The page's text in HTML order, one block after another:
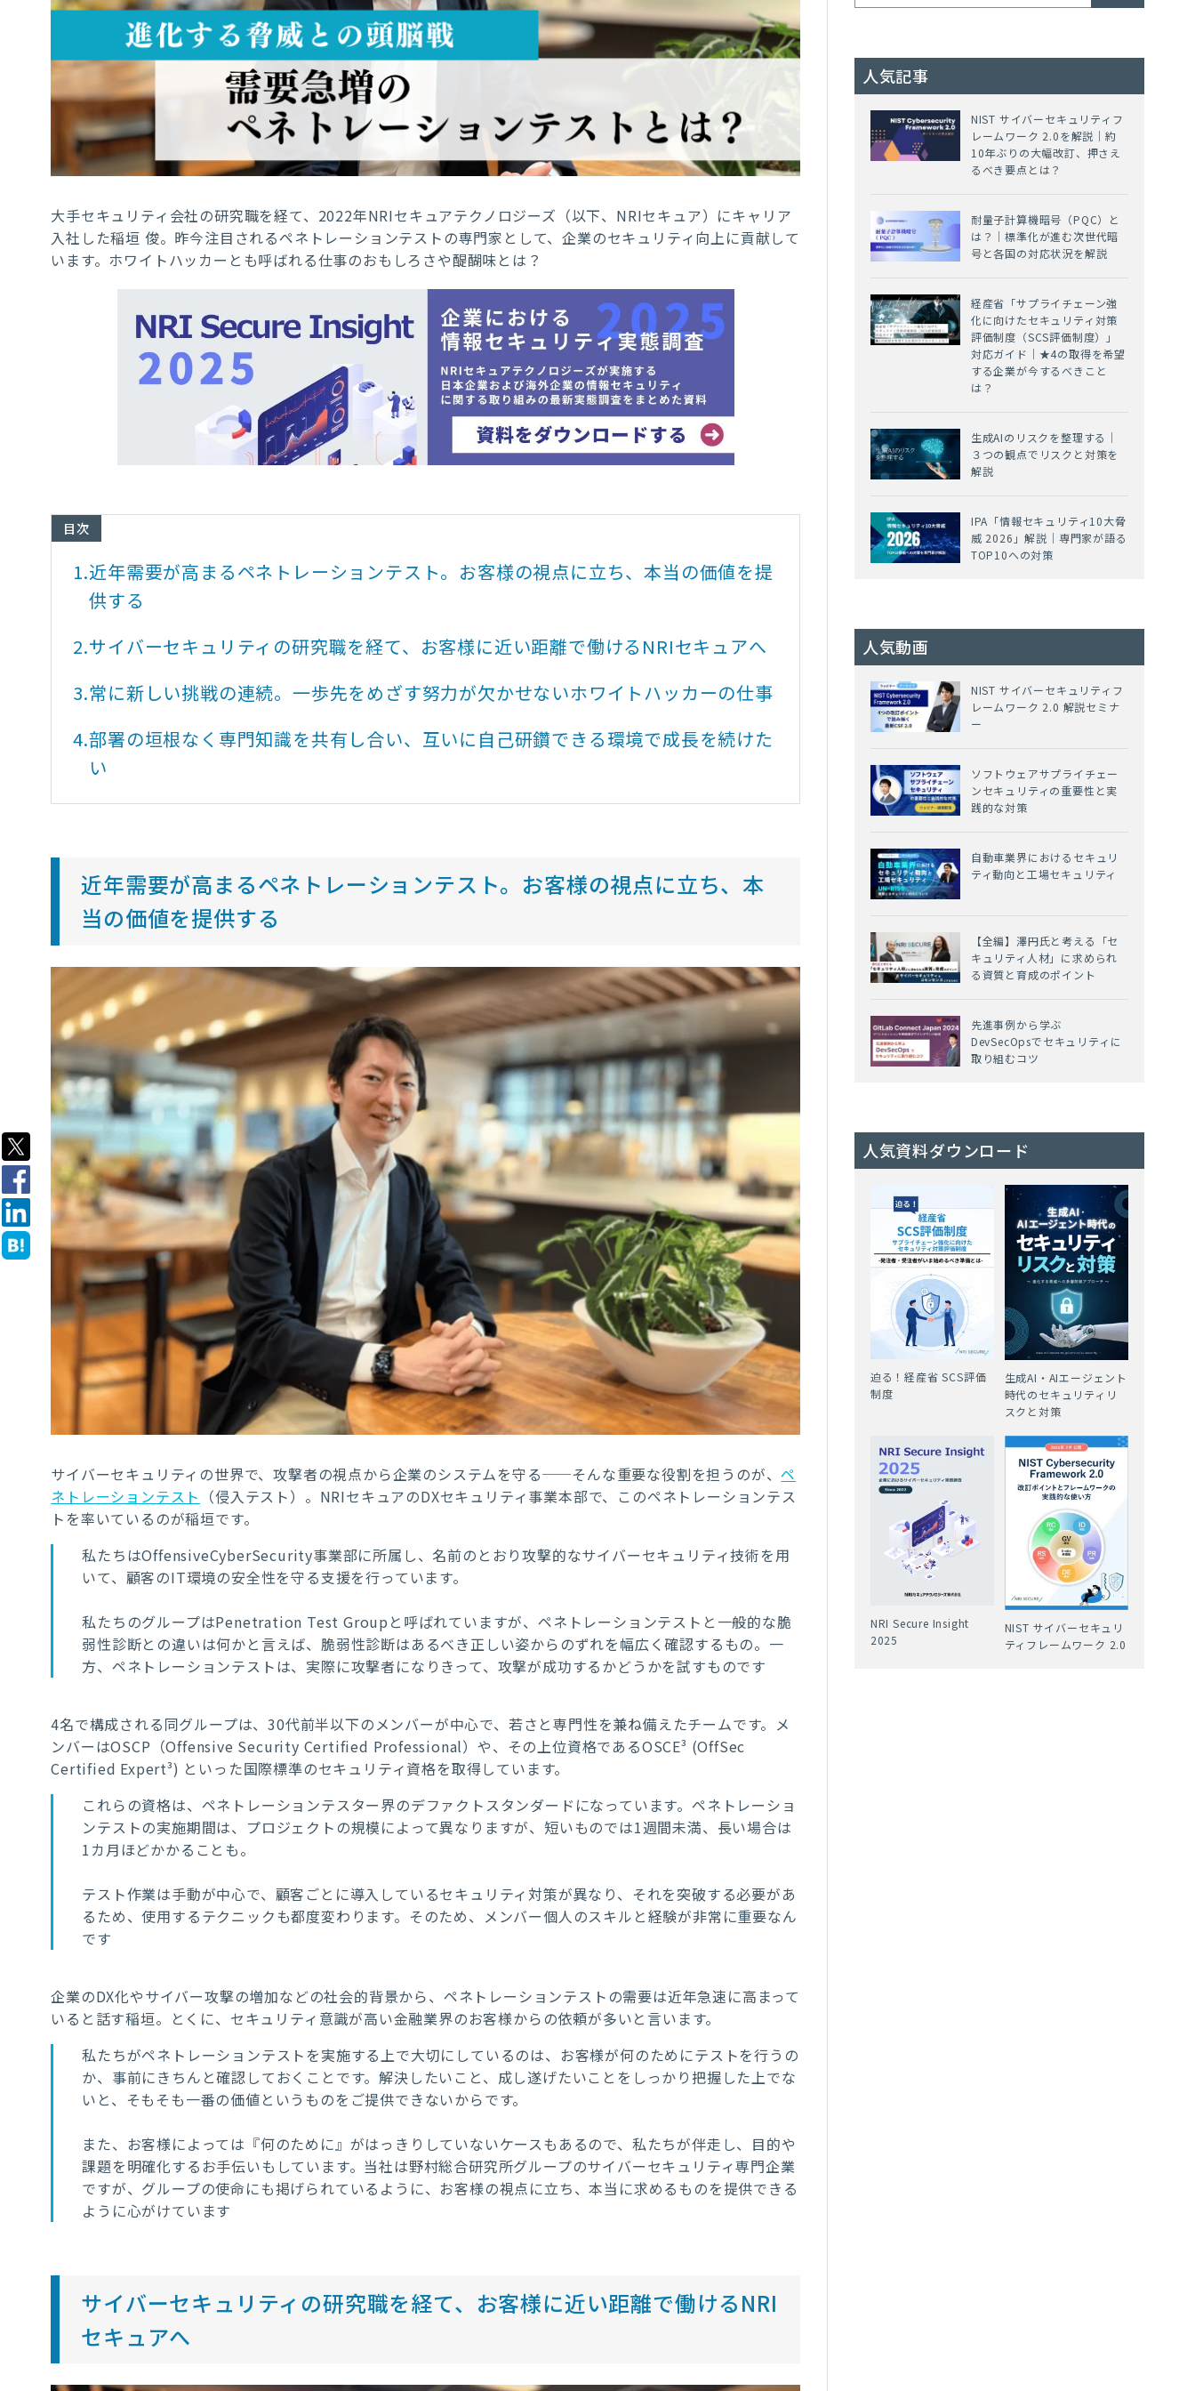
大手セキュリティ会社の研究職を経て、2022年NRIセキュアテクノロジーズ（以下、NRIセキュア）にキャリア
入社した稲垣 俊。昨今注目されるペネトレーションテストの専門家として、企業のセキュリティ向上に貢献して
います。ホワイトハッカーとも呼ばれる仕事のおもしろさや醍醐味とは？
目次
1.近年需要が高まるペネトレーションテスト。お客様の視点に立ち、本当の価値を提
供する
2.サイバーセキュリティの研究職を経て、お客様に近い距離で働けるNRIセキュアへ
3.常に新しい挑戦の連続。一歩先をめざす努力が欠かせないホワイトハッカーの仕事
4.部署の垣根なく専門知識を共有し合い、互いに自己研鑽できる環境で成長を続けた
い
近年需要が高まるペネトレーションテスト。お客様の視点に立ち、本
当の価値を提供する
サイバーセキュリティの世界で、攻撃者の視点から企業のシステムを守る──そんな重要な役割を担うのが、ペ
ネトレーションテスト （侵入テスト）。NRIセキュアのDXセキュリティ事業本部で、このペネトレーションテス
トを率いているのが稲垣です。
私たちはOffensiveCyberSecurity事業部に所属し、名前のとおり攻撃的なサイバーセキュリティ技術を用
いて、顧客のIT環境の安全性を守る支援を行っています。
私たちのグループはPenetration Test Groupと呼ばれていますが、ペネトレーションテストと一般的な脆
弱性診断との違いは何かと言えば、脆弱性診断はあるべき正しい姿からのずれを幅広く確認するもの。一
方、ペネトレーションテストは、実際に攻撃者になりきって、攻撃が成功するかどうかを試すものです
4名で構成される同グループは、30代前半以下のメンバーが中心で、若さと専門性を兼ね備えたチームです。メ
ンバーはOSCP（Offensive Security Certified Professional）や、その上位資格であるOSCE³ (OffSec
Certified Expert³) といった国際標準のセキュリティ資格を取得しています。
これらの資格は、ペネトレーションテスター界のデファクトスタンダードになっています。ペネトレーショ
ンテストの実施期間は、プロジェクトの規模によって異なりますが、短いものでは1週間未満、長い場合は
1カ月ほどかかることも。
テスト作業は手動が中心で、顧客ごとに導入しているセキュリティ対策が異なり、それを突破する必要があ
るため、使用するテクニックも都度変わります。そのため、メンバー個人のスキルと経験が非常に重要なん
です
企業のDX化やサイバー攻撃の増加などの社会的背景から、ペネトレーションテストの需要は近年急速に高まって
いると話す稲垣。とくに、セキュリティ意識が高い金融業界のお客様からの依頼が多いと言います。
私たちがペネトレーションテストを実施する上で大切にしているのは、お客様が何のためにテストを行うの
か、事前にきちんと確認しておくことです。解決したいこと、成し遂げたいことをしっかり把握した上でな
いと、そもそも一番の価値というものをご提供できないからです。
また、お客様によっては『何のために』がはっきりしていないケースもあるので、私たちが伴走し、目的や
課題を明確化するお手伝いもしています。当社は野村総合研究所グループのサイバーセキュリティ専門企業
ですが、グループの使命にも掲げられているように、お客様の視点に立ち、本当に求めるものを提供できる
ように心がけています
サイバーセキュリティの研究職を経て、お客様に近い距離で働けるNRI
セキュアへ
人気記事
NIST サイバーセキュリティフ
レームワーク 2.0を解説｜約
10年ぶりの大幅改訂、押さえ
るべき要点とは？
耐量子計算機暗号（PQC）と
は？｜標準化が進む次世代暗
号と各国の対応状況を解説
経産省「サプライチェーン強
化に向けたセキュリティ対策
評価制度（SCS評価制度）」
対応ガイド｜★4の取得を希望
する企業が今するべきこと
は？
生成AIのリスクを整理する｜
３つの観点でリスクと対策を
解説
IPA「情報セキュリティ10大脅
威 2026」解説｜専門家が語る
TOP10への対策
人気動画
NIST サイバーセキュリティフ
レームワーク 2.0 解説セミナ
ー
ソフトウェアサプライチェー
ンセキュリティの重要性と実
践的な対策
自動車業界におけるセキュリ
ティ動向と工場セキュリティ
【全編】澤円氏と考える「セ
キュリティ人材」に求められ
る資質と育成のポイント
先進事例から学ぶ
DevSecOpsでセキュリティに
取り組むコツ
人気資料ダウンロード
迫る！経産省 SCS評価
制度
生成AI・AIエージェント
時代のセキュリティリ
スクと対策
NRI Secure Insight
2025
NIST サイバーセキュリ
ティフレームワーク 2.0